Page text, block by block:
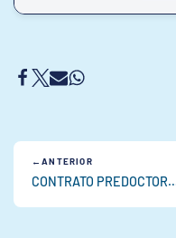
ANTERIOR
CONTRATO PREDOCTORAL PARA LA